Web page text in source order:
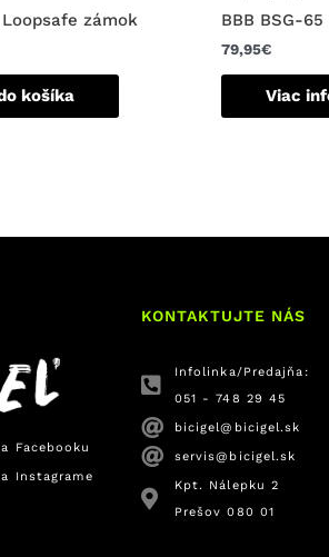
zámok
košíka
BBB BSG-
79,95€
Viac
Facebooku
Instagrame
KONTAKTUJTE NÁS
Infolinka/Predajňa:
051 - 748 29 45
bicigel@bicigel.sk
servis@bicigel.sk
Kpt. Nálepku 2
Prešov 080 01